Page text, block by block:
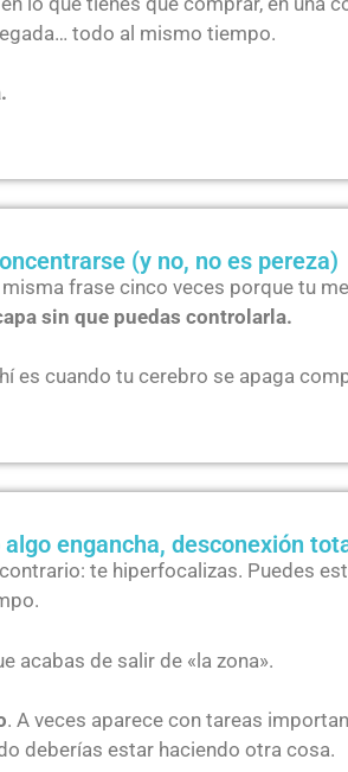
todo al mismo tiempo.
(y no, no es pereza)
frase cinco veces porque tu
sin que puedas controlarla.
es cuando tu cerebro se apaga
engancha, desconexión
te hiperfocalizas. Puedes
acabas de salir de «la zona».
. A veces aparece con tareas
deberías estar haciendo otra cosa.